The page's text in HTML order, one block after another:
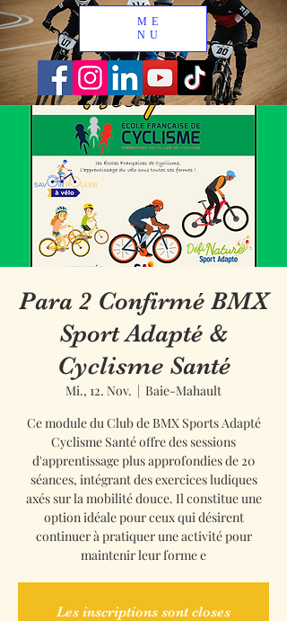
ME
NU
Para 2 Confirmé BMX
Sport Adapté &
Cyclisme Santé
Mi., 12. Nov.
  |
Baie-Mahault
Ce module du Club de BMX Sports Adapté
Cyclisme Santé offre des sessions
d'apprentissage plus approfondies de 20
séances, intégrant des exercices ludiques
axés sur la mobilité douce. Il constitue une
option idéale pour ceux qui désirent
continuer à pratiquer une activité pour
maintenir leur forme e
Les inscriptions sont closes